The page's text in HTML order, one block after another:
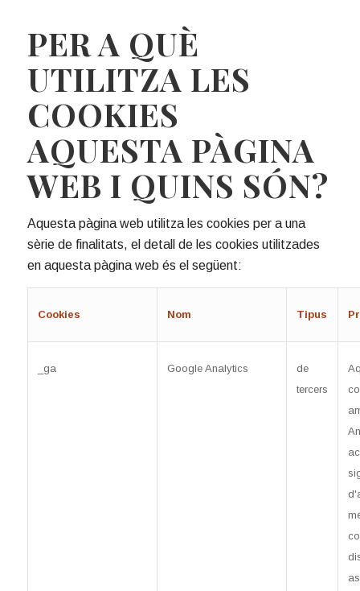
PER A QUÈ
UTILITZA LES
COOKIES
AQUESTA PÀGINA
WEB I QUINS SÓN?
Aquesta pàgina web utilitza les cookies per a una
sèrie de finalitats, el detall de les cookies utilitzades
en aquesta pàgina web és el següent:
Cookies Nom Tipus
_ga Google Analytics
de
tercers